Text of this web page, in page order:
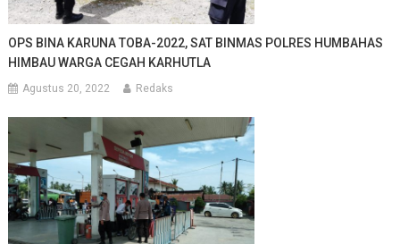
OPS BINA KARUNA TOBA-2022, SAT BINMAS POLRES HUMBAHAS
HIMBAU WARGA CEGAH KARHUTLA
Agustus 20, 2022 Redaks